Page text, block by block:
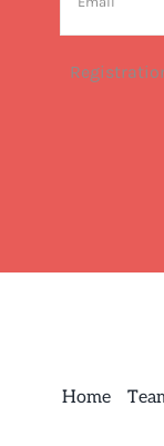
Home